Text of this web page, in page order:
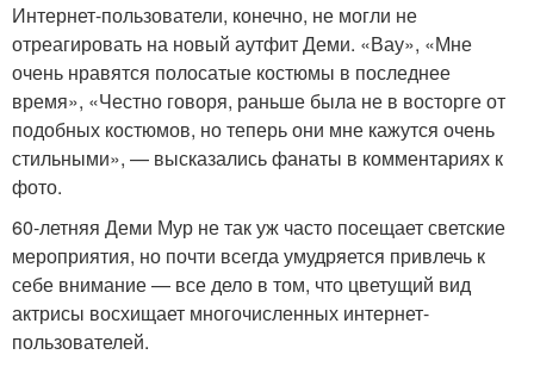
Интернет-пользователи, конечно, не могли не
отреагировать на новый аутфит Деми. «Вау», «Мне
очень нравятся полосатые костюмы в последнее
время», «Честно говоря, раньше была не в восторге от
подобных костюмов, но теперь они мне кажутся очень
стильными», — высказались фанаты в комментариях к
фото.
60-летняя Деми Мур не так уж часто посещает светские
мероприятия, но почти всегда умудряется привлечь к
себе внимание — все дело в том, что цветущий вид
актрисы восхищает многочисленных интернет-
пользователей.